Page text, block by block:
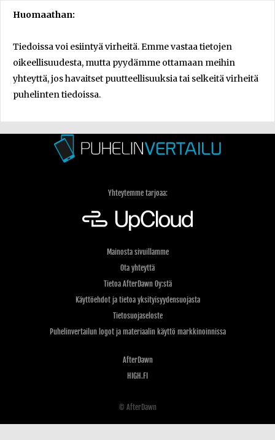
Huomaathan:
Tiedoissa voi esiintyä virheitä. Emme vastaa tietojen
oikeellisuudesta, mutta pyydämme ottamaan meihin
yhteyttä, jos havaitset puutteellisuuksia tai selkeitä virheitä
puhelinten tiedoissa.
Yhteytemme tarjoaa:
Mainosta sivuillamme
Ota yhteyttä
Tietoa AfterDawn Oy:stä
Käyttöehdot ja tietoa yksityisyydensuojasta
Tietosuojaseloste
Puhelinvertailun logot ja materiaalin käyttö markkinoinnissa
AfterDawn
HIGH.FI
© AfterDawn